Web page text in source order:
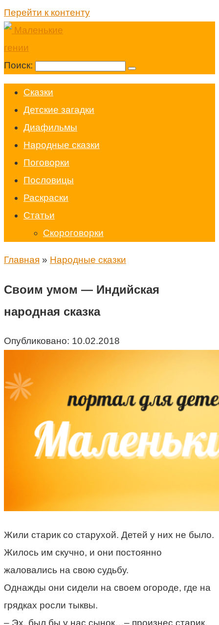
Перейти к контенту
Поиск:
Cказки
Детские загадки
Диафильмы
Народные сказки
Поговорки
Пословицы
Раскраски
Статьи
Скороговорки
Главная » Народные сказки
Своим умом — Индийская
народная сказка
Опубликовано: 10.02.2018
Жили старик со старухой. Детей у них не было.
Жилось им скучно, и они постоянно
жаловались на свою судьбу.
Однажды они сидели на своем огороде, где на
грядках росли тыквы.
– Эх, был бы у нас сынок…– произнес старик.